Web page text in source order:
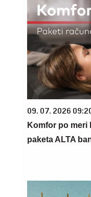
09. 07. 2026
Komfor po meri
paketa ALTA